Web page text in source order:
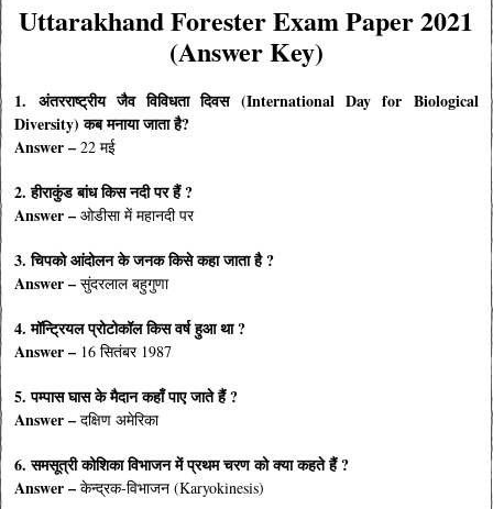
Uttarakhand Forester Exam Paper 2021
(Answer Key)
1. अंतरराष्ट्रीय जैव विविधता दिवस (International Day for Biological
Diversity) कब मनाया जाता है?
Answer –22 मई
2. हीराकुंड बांध किस नदी पर हैं ?
Answer –ओडीसा में महानदी पर
3. चिपको आंदोलन के जनक किसे कहा जाता है ?
Answer –सुंदरलाल बहुगुणा
4. मॉन्ट्रियल प्रोटोकॉल किस वर्ष हुआ था ?
Answer – 16 सितंबर 1987
5. पम्पास घास के मैदान कहाँ पाए जाते हैं ?
Answer –दक्षिण अमेरिका
6. समसूत्री कोशिका विभाजन में प्रथम चरण को क्या कहते हैं ?
Answer –केन्द्रक-विभाजन (Karyokinesis)